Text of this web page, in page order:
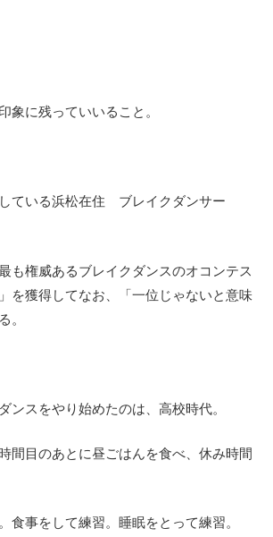
象に残っていいること 。
ている浜松在住 ブレイクダンサー
も権威あるブレイクダンスのオコンテス
を獲得してなお、「一位じゃないと意味
。
ンスをやり始めたのは、高校時代。
間目のあとに昼ごはんを食べ、休み時間
食事をして練習。睡眠をとって練習。